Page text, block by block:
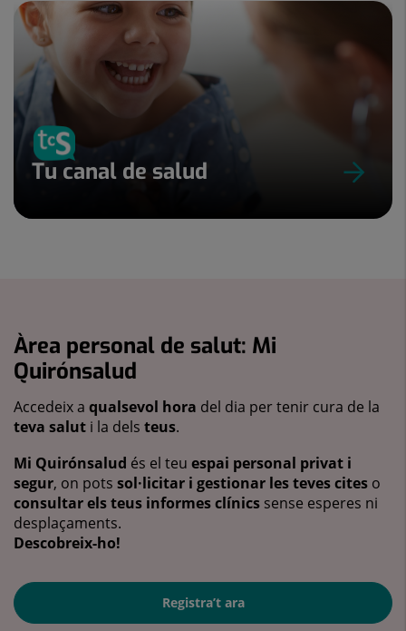
Tu canal de salud
Àrea personal de salut: Mi
Quirónsalud
Accedeix a qualsevol hora del dia per tenir cura de la
teva salut i la dels teus.
Mi Quirónsalud és el teu espai personal privat i
segur, on pots sol·licitar i gestionar les teves cites o
consultar els teus informes clínics sense esperes ni
desplaçaments.
Descobreix-ho!
Registra’t ara